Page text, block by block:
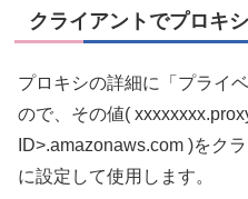
クライアントでプロキ
プロキシの詳細に「プライ
ので、その値(
ID>.amazonaws.com )をク
に設定して使用します。